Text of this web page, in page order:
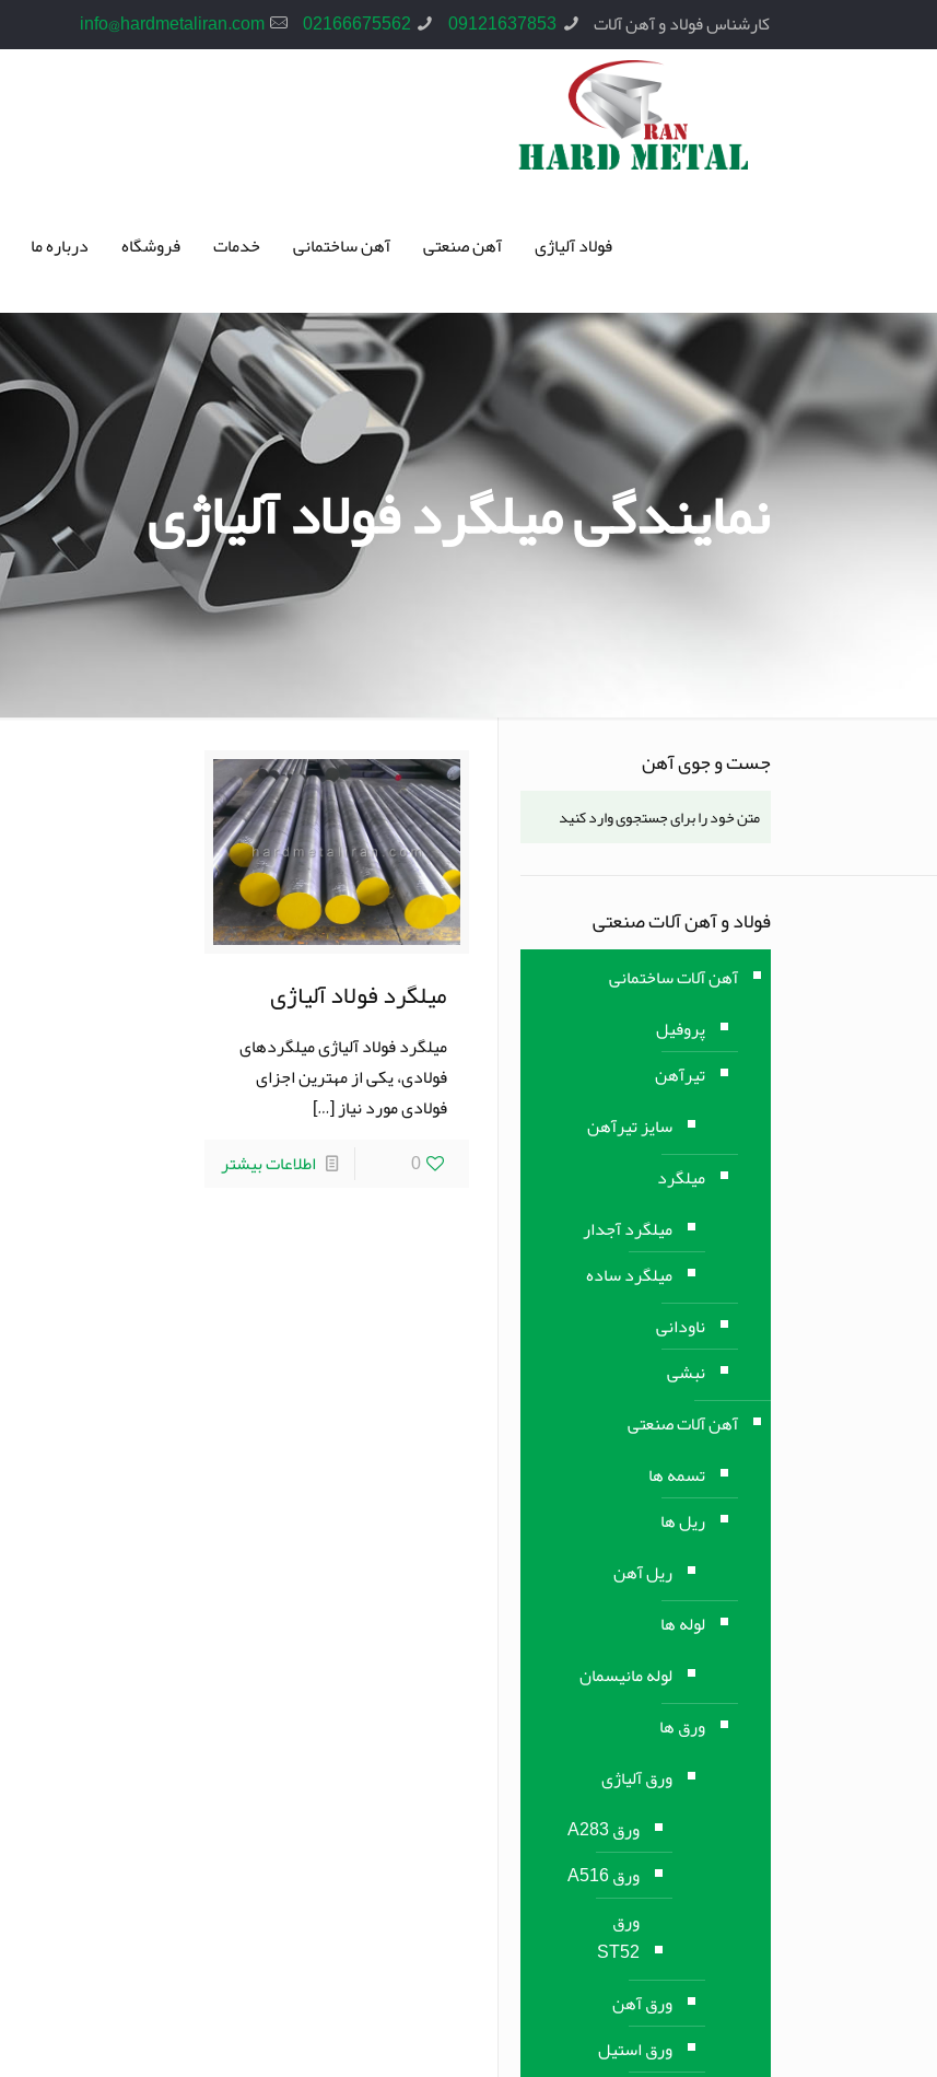
کارشناس فولاد و آهن آلات 09121637853
02166675562
info@hardmetaliran.com
فولاد آلیاژی آهن صنعتی آهن ساختمانی خدمات فروشگاه درباره ما
نمایندگی میلگرد فولاد آلیاژی
میلگرد فولاد آلیاژی
میلگرد فولاد آلیاژی میلگردهای
فولادی، یکی از مهترین اجزای
فولادی مورد نیاز[…]
0
اطلاعات بیشتر
جست و جوی آهن
فولاد و آهن آلات صنعتی
آهن آلات ساختمانی
پروفیل
تیرآهن
سایز تیرآهن
میلگرد
میلگرد آجدار
میلگرد ساده
ناودانی
نبشی
آهن آلات صنعتی
تسمه ها
ریل ها
ریل آهن
لوله ها
لوله مانیسمان
ورق ها
ورق آلیاژی
ورق A283
ورق A516
ورق
ST52
ورق آهن
ورق استیل